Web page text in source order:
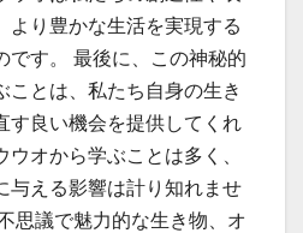
より豊かな生活を実現する
です。 最後に、この神秘的
ことは、私たち自身の生き
す良い機会を提供してくれ
ウオから学ぶことは多く、
与える影響は計り知れませ
思議で魅力的な生き物、オ